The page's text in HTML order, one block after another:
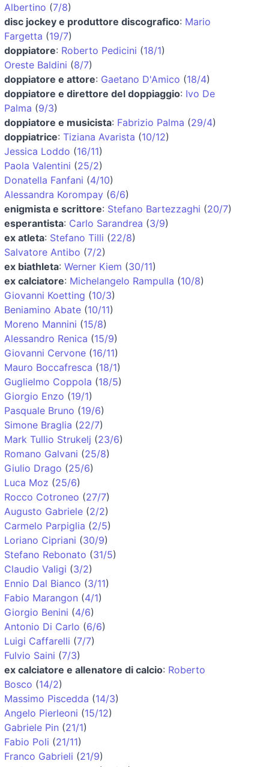
Albertino (7/8)
disc jockey e produttore discografico: Mario
Fargetta (19/7)
doppiatore: Roberto Pedicini (18/1)
Oreste Baldini (8/7)
doppiatore e attore: Gaetano D'Amico (18/4)
doppiatore e direttore del doppiaggio: Ivo De
Palma (9/3)
doppiatore e musicista: Fabrizio Palma (29/4)
doppiatrice: Tiziana Avarista (10/12)
Jessica Loddo (16/11)
Paola Valentini (25/2)
Donatella Fanfani (4/10)
Alessandra Korompay (6/6)
enigmista e scrittore: Stefano Bartezzaghi (20/7)
esperantista: Carlo Sarandrea (3/9)
ex atleta: Stefano Tilli (22/8)
Salvatore Antibo (7/2)
ex biathleta: Werner Kiem (30/11)
ex calciatore: Michelangelo Rampulla (10/8)
Giovanni Koetting (10/3)
Beniamino Abate (10/11)
Moreno Mannini (15/8)
Alessandro Renica (15/9)
Giovanni Cervone (16/11)
Mauro Boccafresca (18/1)
Guglielmo Coppola (18/5)
Giorgio Enzo (19/1)
Pasquale Bruno (19/6)
Simone Braglia (22/7)
Mark Tullio Strukelj (23/6)
Romano Galvani (25/8)
Giulio Drago (25/6)
Luca Moz (25/6)
Rocco Cotroneo (27/7)
Augusto Gabriele (2/2)
Carmelo Parpiglia (2/5)
Loriano Cipriani (30/9)
Stefano Rebonato (31/5)
Claudio Valigi (3/2)
Ennio Dal Bianco (3/11)
Fabio Marangon (4/1)
Giorgio Benini (4/6)
Antonio Di Carlo (6/6)
Luigi Caffarelli (7/7)
Fulvio Saini (7/3)
ex calciatore e allenatore di calcio: Roberto
Bosco (14/2)
Massimo Piscedda (14/3)
Angelo Pierleoni (15/12)
Gabriele Pin (21/1)
Fabio Poli (21/11)
Franco Gabrieli (21/9)